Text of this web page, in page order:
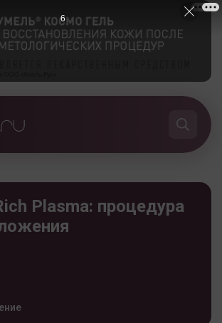
Plasma: процедура
5